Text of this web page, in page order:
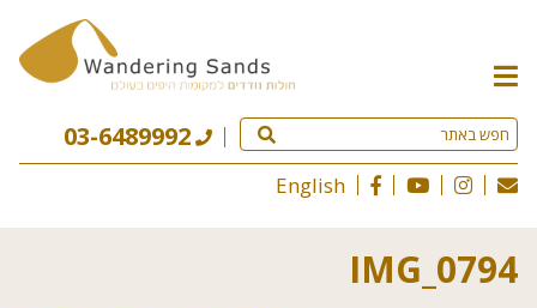
תפריט
האתר
03-6489992
English
IMG_0794